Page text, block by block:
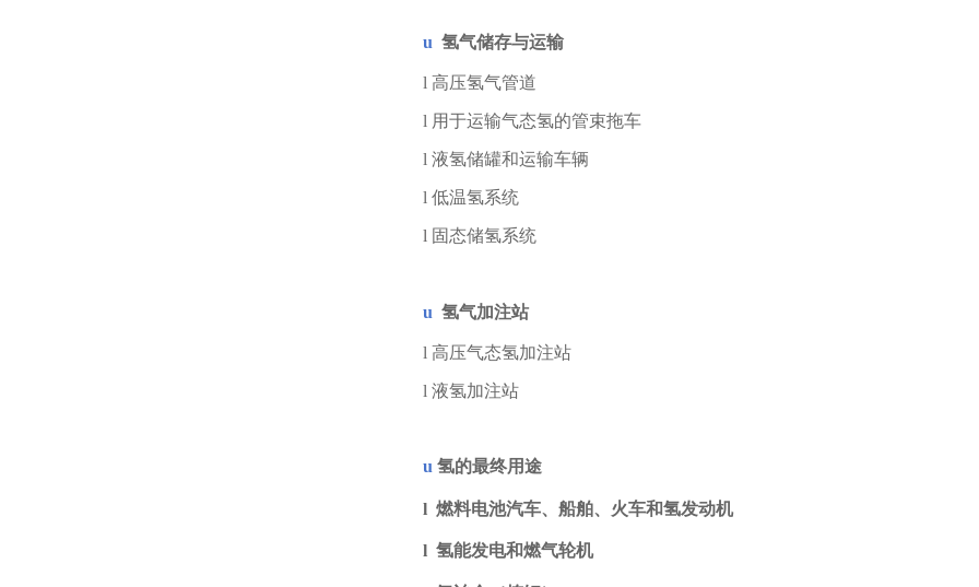
u 氢气储存与运输
l 高压氢气管道
l 用于运输气态氢的管束拖车
l 液氢储罐和运输车辆
l 低温氢系统
l 固态储氢系统
u 氢气加注站
l 高压气态氢加注站
l 液氢加注站
u 氢的最终用途
l 燃料电池汽车、船舶、火车和氢发动机
l 氢能发电和燃气轮机